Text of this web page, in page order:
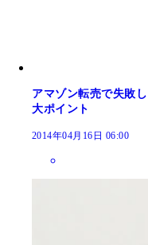
アマゾン転売で失敗
大ポイント
2014年04月16日 06:00